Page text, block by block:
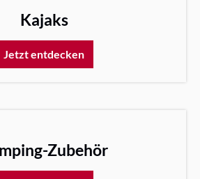
Kajaks
Jetzt entdecken
Zubehör